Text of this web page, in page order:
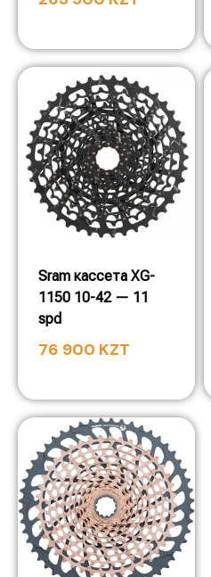
Sram кассета XG-
1150 10-42 — 11
spd
76 900 KZT